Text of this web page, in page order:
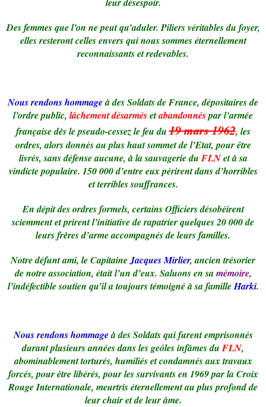
Des femmes que l’on ne peut qu’aduler. Piliers véritables du foyer,
elles resteront celles envers qui nous sommes éternellement
reconnaissants et redevables.
Nous rendons hommageà des Soldats de France, dépositaires de
l’ordre public, lâchement désarmésetabandonnéspar l’armée
française dès le pseudo-cessez le feu du19 mars 1962, les
ordres, alors donnés au plus haut sommet de l’Etat, pour être
livrés, sans défense aucune, à la sauvagerie duFLNet à sa
vindicte populaire. 150 000 d’entre eux périrent dans d’horribles
et terribles souffrances.
En dépit des ordres formels, certains Officiers désobéirent
sciemment et prirent l’initiative de rapatrier quelques 20 000 de
leurs frères d’arme accompagnés de leurs familles.
Notre défunt ami, le CapitaineJacques Mirlier, ancien trésorier
de notre association, était l’un d’eux. Saluons en samémoire,
l’indéfectible soutien qu’il a toujours témoigné à sa familleHarki.
Nous rendons hommageà des Soldats qui furent emprisonnés
durant plusieurs années dans les geôles infâmes duFLN,
abominablement torturés, humiliés et condamnés aux travaux
forcés, pour être libérés, pour les survivants en 1969 par la Croix
Rouge Internationale, meurtris éternellement au plus profond de
leur chair et de leur âme.